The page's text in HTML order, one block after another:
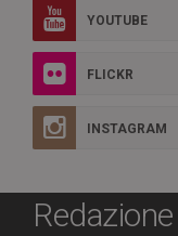
YOUTUBE
FLICKR
INSTAGRAM
Redazione